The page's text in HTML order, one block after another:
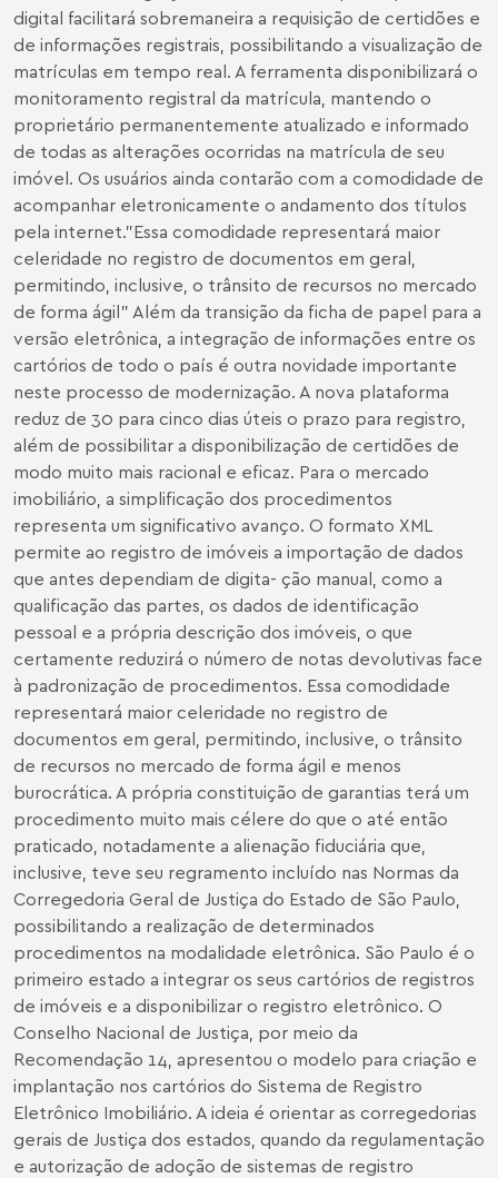
digital facilitará sobremaneira a requisição de certidões e
de informações registrais, possibilitando a visualização de
matrículas em tempo real. A ferramenta disponibilizará o
monitoramento registral da matrícula, mantendo o
proprietário permanentemente atualizado e informado
de todas as alterações ocorridas na matrícula de seu
imóvel. Os usuários ainda contarão com a comodidade de
acompanhar eletronicamente o andamento dos títulos
pela internet."Essa comodidade representará maior
celeridade no registro de documentos em geral,
permitindo, inclusive, o trânsito de recursos no mercado
de forma ágil" Além da transição da ficha de papel para a
versão eletrônica, a integração de informações entre os
cartórios de todo o país é outra novidade importante
neste processo de modernização. A nova plataforma
reduz de 30 para cinco dias úteis o prazo para registro,
além de possibilitar a disponibilização de certidões de
modo muito mais racional e eficaz. Para o mercado
imobiliário, a simplificação dos procedimentos
representa um significativo avanço. O formato XML
permite ao registro de imóveis a importação de dados
que antes dependiam de digita- ção manual, como a
qualificação das partes, os dados de identificação
pessoal e a própria descrição dos imóveis, o que
certamente reduzirá o número de notas devolutivas face
à padronização de procedimentos. Essa comodidade
representará maior celeridade no registro de
documentos em geral, permitindo, inclusive, o trânsito
de recursos no mercado de forma ágil e menos
burocrática. A própria constituição de garantias terá um
procedimento muito mais célere do que o até então
praticado, notadamente a alienação fiduciária que,
inclusive, teve seu regramento incluído nas Normas da
Corregedoria Geral de Justiça do Estado de São Paulo,
possibilitando a realização de determinados
procedimentos na modalidade eletrônica. São Paulo é o
primeiro estado a integrar os seus cartórios de registros
de imóveis e a disponibilizar o registro eletrônico. O
Conselho Nacional de Justiça, por meio da
Recomendação 14, apresentou o modelo para criação e
implantação nos cartórios do Sistema de Registro
Eletrônico Imobiliário. A ideia é orientar as corregedorias
gerais de Justiça dos estados, quando da regulamentação
e autorização de adoção de sistemas de registro